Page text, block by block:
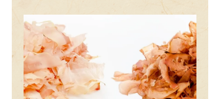
営業時間 10時-18時/水・日曜定休